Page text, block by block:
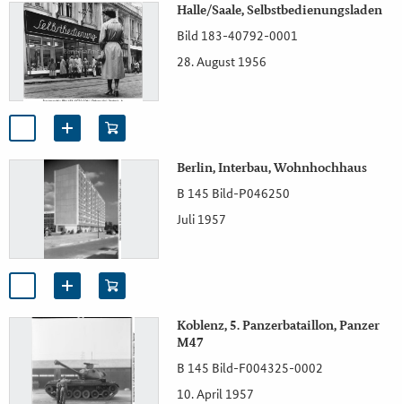
Halle/Saale, Selbstbedienungsladen
Bild 183-40792-0001
28. August 1956
Berlin, Interbau, Wohnhochhaus
B 145 Bild-P046250
Juli 1957
Koblenz, 5. Panzerbataillon, Panzer
M47
B 145 Bild-F004325-0002
10. April 1957